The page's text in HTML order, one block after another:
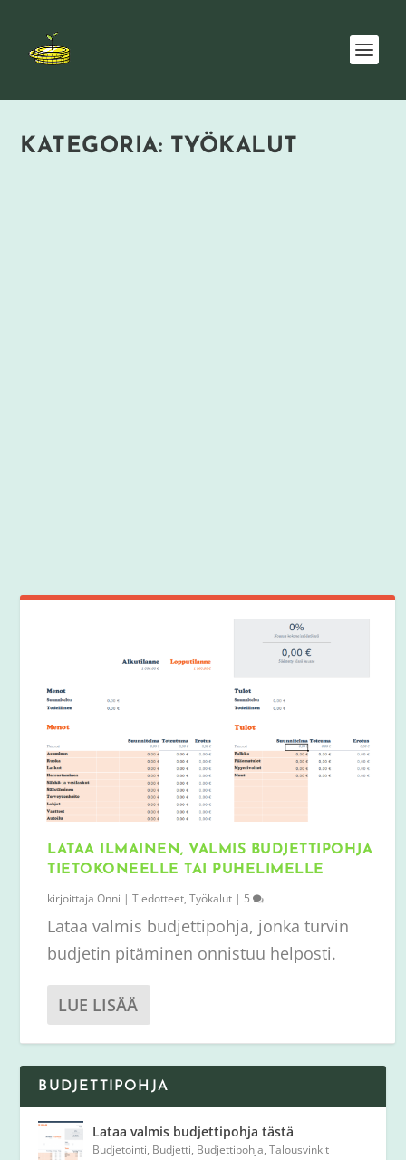
KATEGORIA: TYÖKALUT
LATAA ILMAINEN, VALMIS BUDJETTIPOHJA
TIETOKONEELLE TAI PUHELIMELLE
kirjoittajaOnni |Tiedotteet,Työkalut | 5
Lataa valmis budjettipohja, jonka turvin
budjetin pitäminen onnistuu helposti.
LUE LISÄÄ
BUDJETTIPOHJA
Lataa valmis budjettipohja tästä
Budjetointi, Budjetti, Budjettipohja,Talousvinkit